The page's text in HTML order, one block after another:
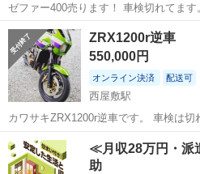
ゼファー400売ります！ 車検切れてます
ません！ クラッチのとこの配線がはず
す。 9月25日現在エンジンかかります
があまりない...
大分 大分市 カワサキ クラッ
ZRX1200r逆車
550,000円
オンライン決済 配送可
西屋敷駅
カワサキZRX1200r逆車です。 車検は
ロですがとても調子がいいです！ 改造
動車登録) ウィンカーLED ライトLED
ダ...
大分 宇佐市 西屋敷駅 カワ
≪月収28万円・派
助